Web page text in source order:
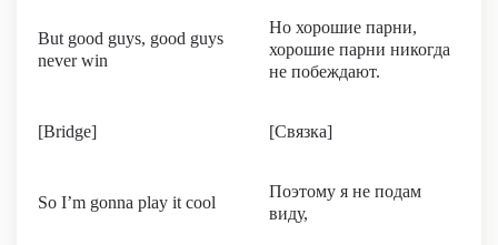
But good guys, good guys
never win
Но хорошие парни,
хорошие парни никогда
не побеждают.
[Bridge] [Связка]
So I’m gonna play it cool
Поэтому я не подам
виду,